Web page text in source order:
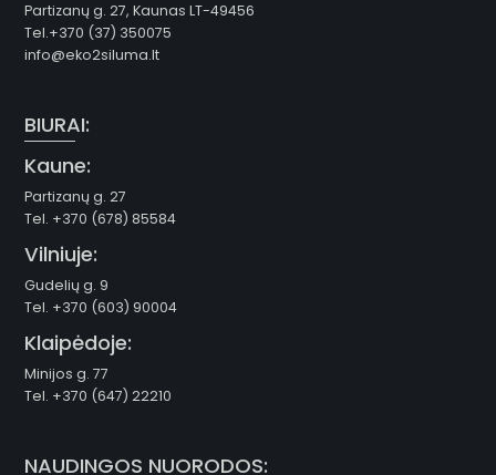
Partizanų g. 27, Kaunas LT-49456
Tel.+370 (37) 350075
info@eko2siluma.lt
BIURAI:
Kaune:
Partizanų g. 27
Tel. +370 (678) 85584
Vilniuje:
Gudelių g. 9
Tel. +370 (603) 90004
Klaipėdoje:
Minijos g. 77
Tel. +370 (647) 22210
NAUDINGOS NUORODOS: